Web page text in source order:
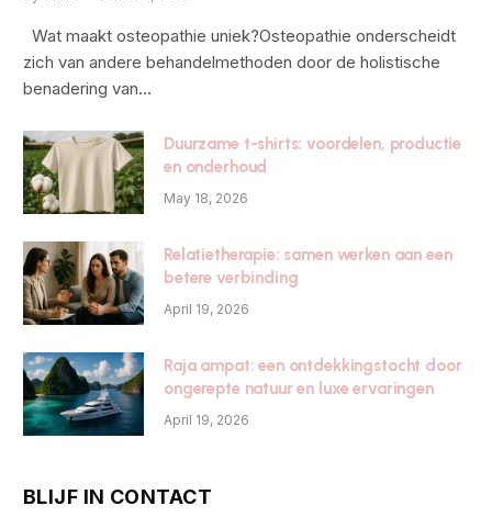
Wat maakt osteopathie uniek?Osteopathie onderscheidt
zich van andere behandelmethoden door de holistische
benadering van…
Duurzame t-shirts: voordelen, productie
en onderhoud
May 18, 2026
Relatietherapie: samen werken aan een
betere verbinding
April 19, 2026
Raja ampat: een ontdekkingstocht door
ongerepte natuur en luxe ervaringen
April 19, 2026
BLIJF IN CONTACT